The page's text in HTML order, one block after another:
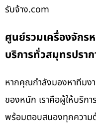
รับจ้าง.com
ศูนย์รวมเครื่องจักร
บริการทั่วสมุทรปราก
หากคุณกำลังมองหาทีมง
ของหนัก เราคือผู้ให้บริก
พร้อมตอบสนองทุกความต้